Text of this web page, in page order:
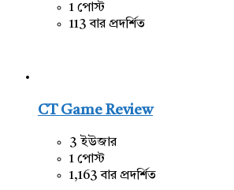
1 পোস্ট
113 বার প্রদর্শিত
CT Game Review
3 ইউজার
1 পোস্ট
1,163 বার প্রদর্শিত